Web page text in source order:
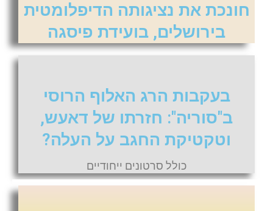
חונכת את נציגותה הדיפלומטית
בירושלים, בועידת פיסגה
בעקבות הרג האלוף הרוסי
ב"סוריה": חזרתו של דאעש,
וטקטיקת החגב על העלה?
כולל סרטונים ייחודיים